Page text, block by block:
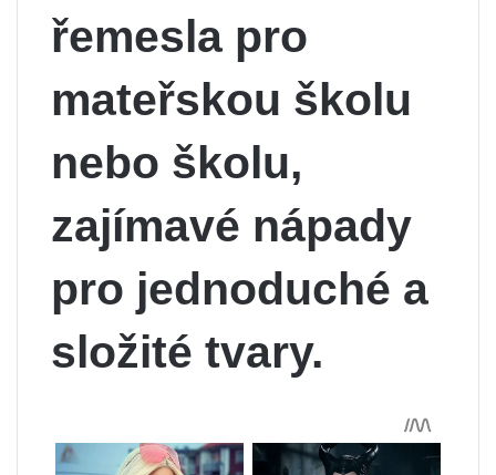
řemesla pro
mateřskou školu
nebo školu,
zajímavé nápady
pro jednoduché a
složité tvary.